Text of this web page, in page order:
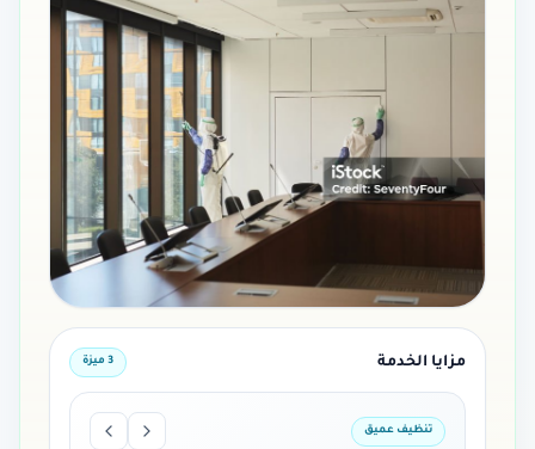
مزايا الخدمة 3 ميزة
تنظيف عميق